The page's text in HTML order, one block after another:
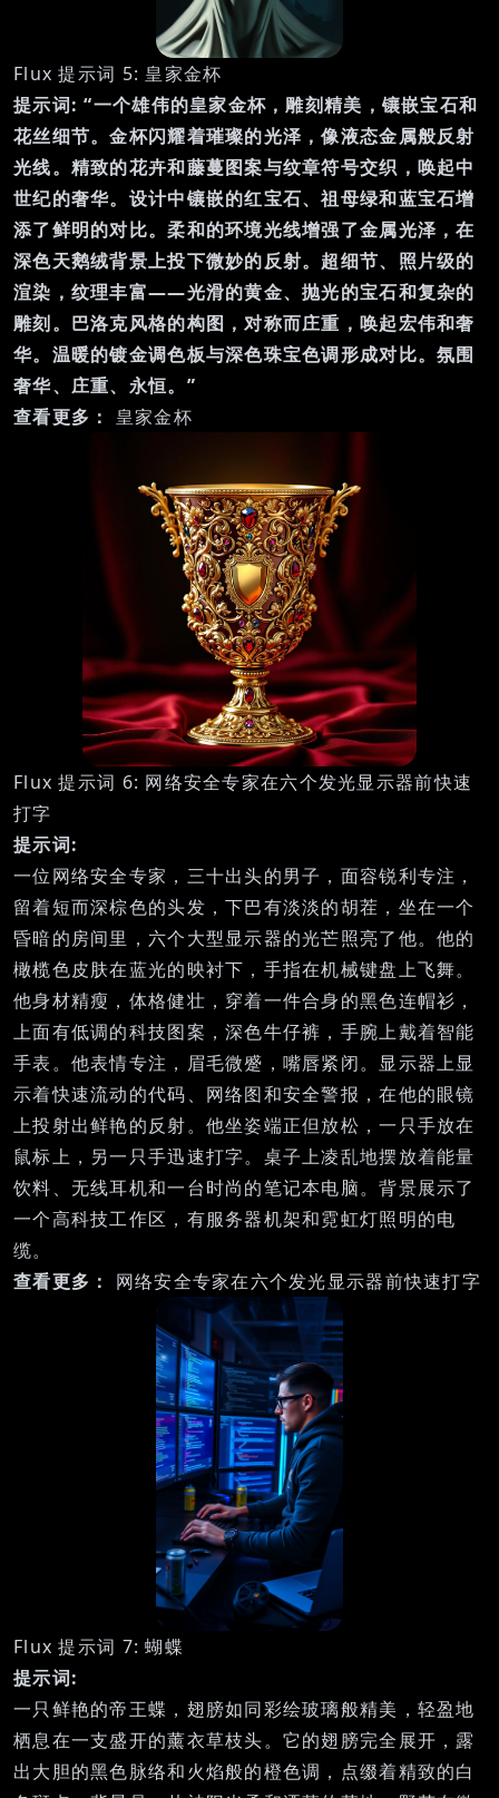
Flux 提示词 5: 皇家金杯
提示词: “一个雄伟的皇家金杯，雕刻精美，镶嵌宝石和
花丝细节。金杯闪耀着璀璨的光泽，像液态金属般反射
光线。精致的花卉和藤蔓图案与纹章符号交织，唤起中
世纪的奢华。设计中镶嵌的红宝石、祖母绿和蓝宝石增
添了鲜明的对比。柔和的环境光线增强了金属光泽，在
深色天鹅绒背景上投下微妙的反射。超细节、照片级的
渲染，纹理丰富——光滑的黄金、抛光的宝石和复杂的
雕刻。巴洛克风格的构图，对称而庄重，唤起宏伟和奢
华。温暖的镀金调色板与深色珠宝色调形成对比。氛围
奢华、庄重、永恒。”
查看更多： 皇家金杯
Flux 提示词 6: 网络安全专家在六个发光显示器前快速
打字
提示词:
一位网络安全专家，三十出头的男子，面容锐利专注，
留着短而深棕色的头发，下巴有淡淡的胡茬，坐在一个
昏暗的房间里，六个大型显示器的光芒照亮了他。他的
橄榄色皮肤在蓝光的映衬下，手指在机械键盘上飞舞。
他身材精瘦，体格健壮，穿着一件合身的黑色连帽衫，
上面有低调的科技图案，深色牛仔裤，手腕上戴着智能
手表。他表情专注，眉毛微蹙，嘴唇紧闭。显示器上显
示着快速流动的代码、网络图和安全警报，在他的眼镜
上投射出鲜艳的反射。他坐姿端正但放松，一只手放在
鼠标上，另一只手迅速打字。桌子上凌乱地摆放着能量
饮料、无线耳机和一台时尚的笔记本电脑。背景展示了
一个高科技工作区，有服务器机架和霓虹灯照明的电
缆。
查看更多：
网络安全专家在六个发光显示器前快速打字
Flux 提示词 7: 蝴蝶
提示词:
一只鲜艳的帝王蝶，翅膀如同彩绘玻璃般精美，轻盈地
栖息在一支盛开的薰衣草枝头。它的翅膀完全展开，露
出大胆的黑色脉络和火焰般的橙色调，点缀着精致的白